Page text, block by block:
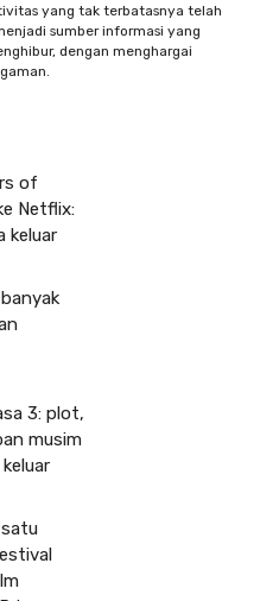
yang tak terbatasnya telah
sumber informasi yang
dengan menghargai
of
Netflix:
keluar
3: plot,
musim